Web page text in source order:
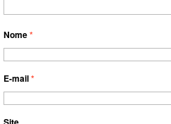
Nome*
E-mail*